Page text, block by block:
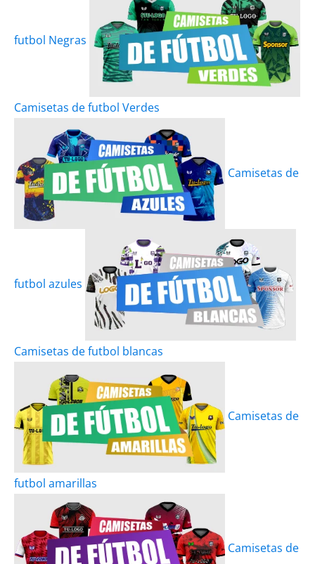
futbol Negras
Camisetas de futbol Verdes
Camisetas de
futbol azules
Camisetas de futbol blancas
Camisetas de
futbol amarillas
Camisetas de